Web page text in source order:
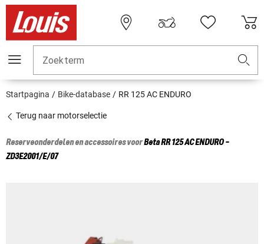
Zoekterm
Startpagina Bike-database RR 125 AC ENDURO
Terug naar motorselectie
Reserveonderdelen en accessoires voorBetaRR 125 AC ENDURO -
ZD3E2001/E/07